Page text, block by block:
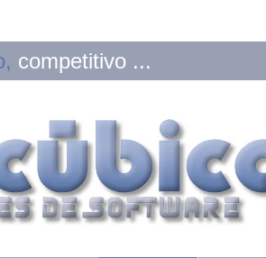
competitivo ...